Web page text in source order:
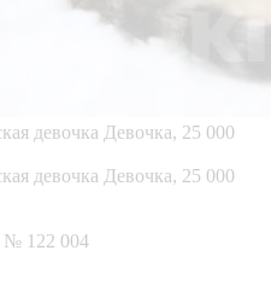
№ 122 004